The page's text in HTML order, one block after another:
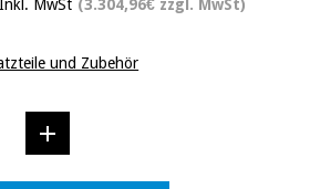
Inkl. MwSt (3.304,96€ zzgl. MwSt)
und Zubehör